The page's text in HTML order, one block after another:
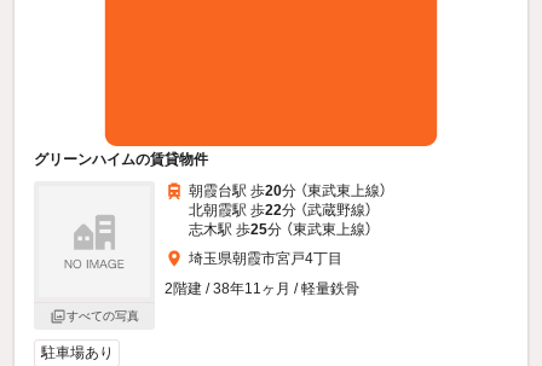
グリーンハイムの賃貸物件
すべての写真
朝霞台駅 歩20分 （東武東上線）
北朝霞駅 歩22分 （武蔵野線）
志木駅 歩25分 （東武東上線）
埼玉県朝霞市宮戸4丁目
2階建 / 38年11ヶ月 / 軽量鉄骨
駐車場あり